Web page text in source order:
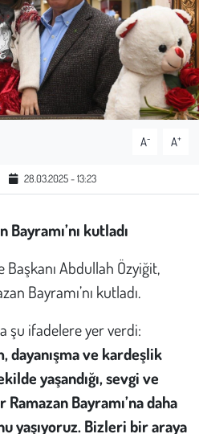
A- A+
28.03.2025 - 13:23
Bayramı’nı kutladı
Abdullah Özyiğit,
Bayramı’nı kutladı.
şu ifadelere yer verdi:
dayanışma ve kardeşlik
yaşandığı, sevgi ve
Bayramı’na daha
yaşıyoruz. Bizleri bir araya